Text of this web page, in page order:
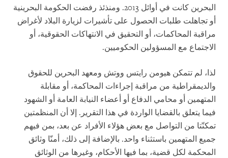
البحرين كانت في أوائل 2013. ومنذئذ رفضت الحكومة البحرينية
أو تجاهلت طلبات الحصول على تأشيرات لزيارة البلاد لأغراض
مراقبة المحاكمات، أو التحقيق في الانتهاكات الحقوقية، أو
الاجتماع مع المسؤولين الحكوميين.
لذا، لم تتمكن هيومن رايتس ووتش ومعهد البحرين للحقوق
والديمقراطية من مراقبة إجراءات المحاكمة، أو مقابلة
المتهمين أو محامي الدفاع أو أعضاء النيابة العامة أو الشهود
فيما يتعلق بالقضايا الواردة في هذا التقرير. إلا أن المنظمتين
تمكنّتا من التواصل مع بعض هؤلاء الأفراد عن بعد، بمن فيهم
جميع المتهمين باستثناء واحد. بالإضافة إلى ذلك، أمنّا وثائق
المحكمة لكل قضية، بما فيها الأحكام، وغيرها من الوثائق